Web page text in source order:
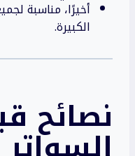
أخيرًا، مناسبة
الكبيرة.
نصائح